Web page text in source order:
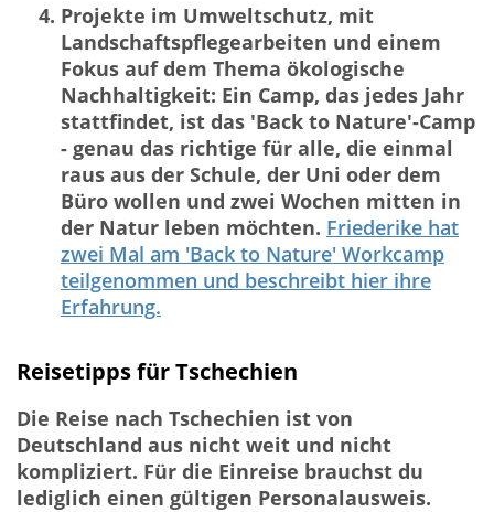
Projekte im Umweltschutz, mit
Landschaftspflegearbeiten und einem
Fokus auf dem Thema ökologische
Nachhaltigkeit: Ein Camp, das jedes Jahr
stattfindet, ist das 'Back to Nature'-Camp
- genau das richtige für alle, die einmal
raus aus der Schule, der Uni oder dem
Büro wollen und zwei Wochen mitten in
der Natur leben möchten. Friederike hat
zwei Mal am 'Back to Nature' Workcamp
teilgenommen und beschreibt hier ihre
Erfahrung.
Reisetipps für Tschechien
Die Reise nach Tschechien ist von
Deutschland aus nicht weit und nicht
kompliziert. Für die Einreise brauchst du
lediglich einen gültigen Personalausweis.